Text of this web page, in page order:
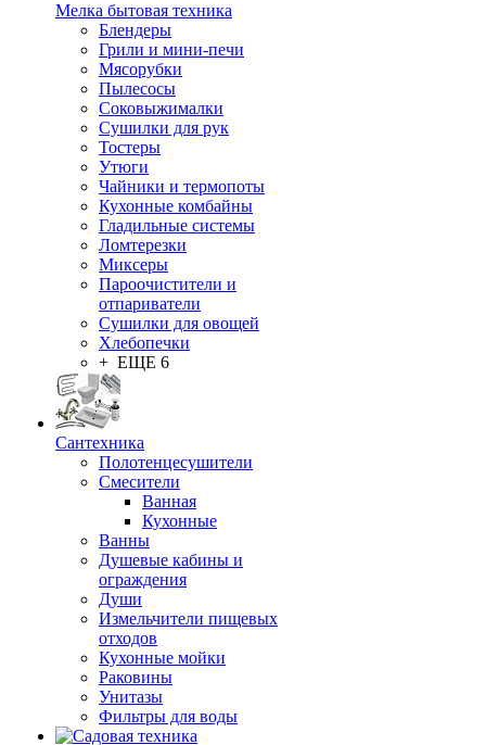
Мелка бытовая техника
Блендеры
Грили и мини-печи
Мясорубки
Пылесосы
Соковыжималки
Сушилки для рук
Тостеры
Утюги
Чайники и термопоты
Кухонные комбайны
Гладильные системы
Ломтерезки
Миксеры
Пароочистители и
отпариватели
Сушилки для овощей
Хлебопечки
+ ЕЩЕ 6
Сантехника
Полотенцесушители
Смесители
Ванная
Кухонные
Ванны
Душевые кабины и
ограждения
Души
Измельчители пищевых
отходов
Кухонные мойки
Раковины
Унитазы
Фильтры для воды